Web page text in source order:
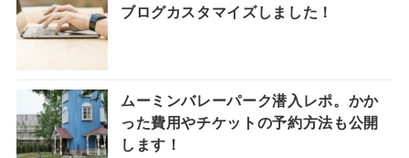
ブログカスタマイズしました！
ムーミンバレーパーク潜入レポ。かか
った費用やチケットの予約方法も公開
します！